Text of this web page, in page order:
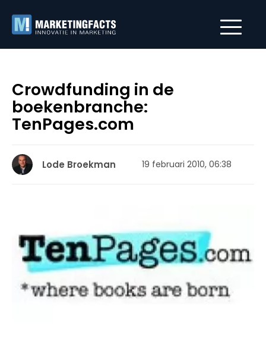
Crowdfunding in de
boekenbranche:
TenPages.com
Lode Broekman 19 februari 2010, 06:38